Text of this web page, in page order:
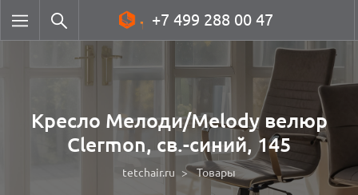
+7 499 288 00 47
Кресло Мелоди/Melody велюр
Clermon, св.-синий, 145
tetchair.ru Товары